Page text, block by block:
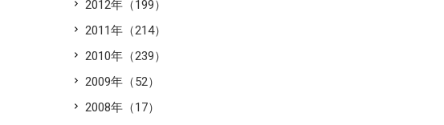
2012年（199）
2011年（214）
2010年（239）
2009年（52）
2008年（17）